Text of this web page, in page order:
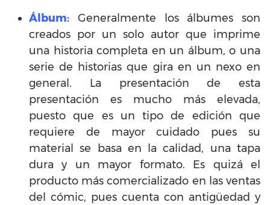
Álbum: Generalmente los álbumes son
creados por un solo autor que imprime
una historia completa en un álbum, o una
serie de historias que gira en un nexo en
general. La presentación de esta
presentación es mucho más elevada,
puesto que es un tipo de edición que
requiere de mayor cuidado pues su
material se basa en la calidad, una tapa
dura y un mayor formato. Es quizá el
producto más comercializado en las ventas
del cómic, pues cuenta con antigüedad y